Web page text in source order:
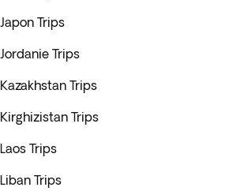
Japon Trips
Jordanie Trips
Kazakhstan Trips
Kirghizistan Trips
Laos Trips
Liban Trips